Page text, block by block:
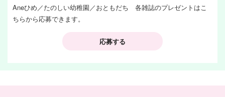
Aneひめ／たのしい幼稚園／おともだち 各雑誌のプレゼントはこ
ちらから応募できます。
応募する